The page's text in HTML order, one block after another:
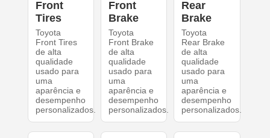
Front
Tires
Toyota
Front Tires
de alta
qualidade
usado para
uma
aparência e
desempenho
personalizados.
Front
Brake
Toyota
Front Brake
de alta
qualidade
usado para
uma
aparência e
desempenho
personalizados.
Rear
Brake
Toyota
Rear Brake
de alta
qualidade
usado para
uma
aparência e
desempenho
personalizados.